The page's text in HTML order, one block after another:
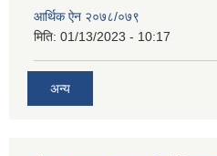
आर्थिक ऐन २०७८/०७९
मिति: 01/13/2023 - 10:17
अन्य